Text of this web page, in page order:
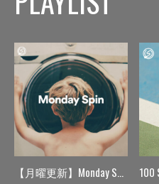
【月曜更新】Monday Spin 100